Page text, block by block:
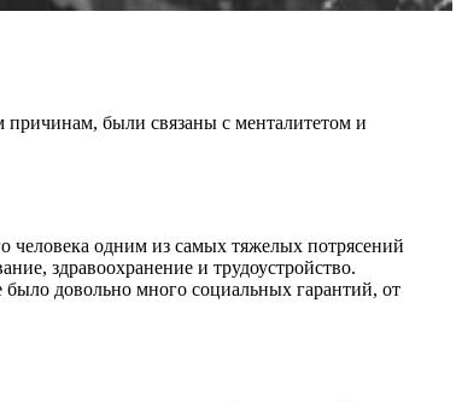
были связаны с менталитетом и
человека одним из самых тяжелых потрясений
здравоохранение и трудоустройство.
было довольно много социальных гарантий, от